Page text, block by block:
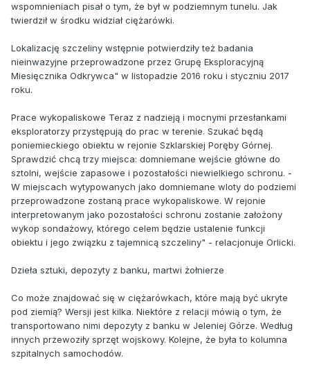
wspomnieniach pisał o tym, że był w podziemnym tunelu. Jak
twierdził w środku widział ciężarówki.
Lokalizację szczeliny wstępnie potwierdziły też badania
nieinwazyjne przeprowadzone przez Grupę Eksploracyjną
Miesięcznika Odkrywca" w listopadzie 2016 roku i styczniu 2017
roku.
Prace wykopaliskowe Teraz z nadzieją i mocnymi przesłankami
eksploratorzy przystępują do prac w terenie. Szukać będą
poniemieckiego obiektu w rejonie Szklarskiej Poręby Górnej.
Sprawdzić chcą trzy miejsca: domniemane wejście główne do
sztolni, wejście zapasowe i pozostałości niewielkiego schronu. -
W miejscach wytypowanych jako domniemane wloty do podziemi
przeprowadzone zostaną prace wykopaliskowe. W rejonie
interpretowanym jako pozostałości schronu zostanie założony
wykop sondażowy, którego celem będzie ustalenie funkcji
obiektu i jego związku z tajemnicą szczeliny" - relacjonuje Orlicki.
Dzieła sztuki, depozyty z banku, martwi żołnierze
Co może znajdować się w ciężarówkach, które mają być ukryte
pod ziemią? Wersji jest kilka. Niektóre z relacji mówią o tym, że
transportowano nimi depozyty z banku w Jeleniej Górze. Według
innych przewoziły sprzęt wojskowy. Kolejne, że była to kolumna
szpitalnych samochodów.